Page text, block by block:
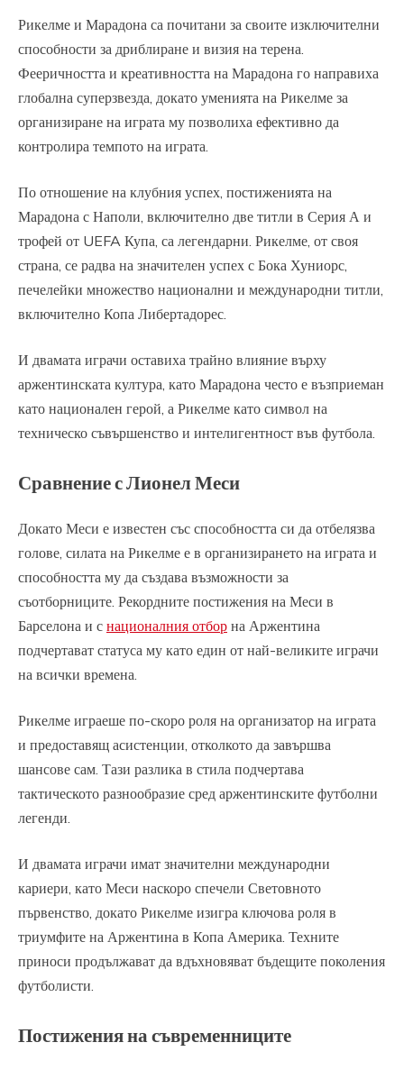
Рикелме и Марадона са почитани за своите изключителни
способности за дриблиране и визия на терена.
Фееричността и креативността на Марадона го направиха
глобална суперзвезда, докато уменията на Рикелме за
организиране на играта му позволиха ефективно да
контролира темпото на играта.
По отношение на клубния успех, постиженията на
Марадона с Наполи, включително две титли в Серия А и
трофей от UEFA Купа, са легендарни. Рикелме, от своя
страна, се радва на значителен успех с Бока Хуниорс,
печелейки множество национални и международни титли,
включително Копа Либертадорес.
И двамата играчи оставиха трайно влияние върху
аржентинската култура, като Марадона често е възприеман
като национален герой, а Рикелме като символ на
техническо съвършенство и интелигентност във футбола.
Сравнение с Лионел Меси
Докато Меси е известен със способността си да отбелязва
голове, силата на Рикелме е в организирането на играта и
способността му да създава възможности за
съотборниците. Рекордните постижения на Меси в
Барселона и с националния отбор на Аржентина
подчертават статуса му като един от най-великите играчи
на всички времена.
Рикелме играеше по-скоро роля на организатор на играта
и предоставящ асистенции, отколкото да завършва
шансове сам. Тази разлика в стила подчертава
тактическото разнообразие сред аржентинските футболни
легенди.
И двамата играчи имат значителни международни
кариери, като Меси наскоро спечели Световното
първенство, докато Рикелме изигра ключова роля в
триумфите на Аржентина в Копа Америка. Техните
приноси продължават да вдъхновяват бъдещите поколения
футболисти.
Постижения на съвременниците